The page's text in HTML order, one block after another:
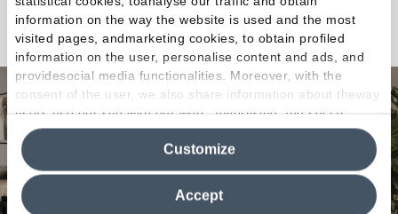
information on the way the website is used and the most
visited pages, andmarketing cookies, to obtain profiled
information on the user, personalise content and ads, and
providesocial media functionalities. Moreover, with the
consent of the user, we also share information about theway
users use our site with our web, advertising and social
media analytics partners, who may combine itwith other
information in their possession. By closing this banner,
clicking on "Reject", it will be possible tocontinue browsing
the site after installing only technical cookies. For more
information see the
Cookie Policy
Accept
Customize
Elegance Pro